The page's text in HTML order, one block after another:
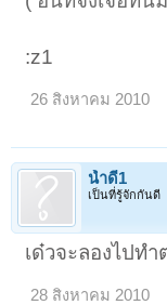
:z1
26 สิงหาคม 2010
น้ำดี1
เป็นที่รู้จักกันดี
เด๋วจะลองไปท
28 สิงหาคม 2010